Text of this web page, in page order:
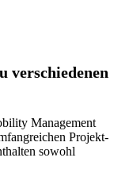
verschiedenen
Management
Projekt-
sowohl